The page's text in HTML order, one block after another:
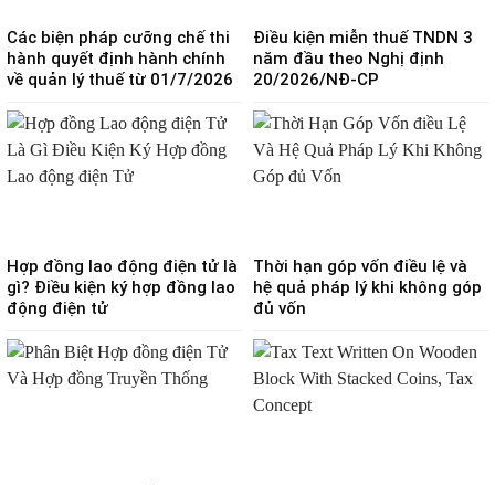
Các biện pháp cưỡng chế thi
hành quyết định hành chính
về quản lý thuế từ 01/7/2026
Điều kiện miễn thuế TNDN 3
năm đầu theo Nghị định
20/2026/NĐ-CP
Hợp đồng lao động điện tử là
gì? Điều kiện ký hợp đồng lao
động điện tử
Thời hạn góp vốn điều lệ và
hệ quả pháp lý khi không góp
đủ vốn